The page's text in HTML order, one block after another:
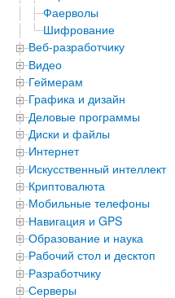
Фаерволы
Шифрование
Веб-разработчику
Видео
Геймерам
Графика и дизайн
Деловые программы
Диски и файлы
Интернет
Искусственный интеллект
Криптовалюта
Мобильные телефоны
Навигация и GPS
Образование и наука
Рабочий стол и десктоп
Разработчику
Серверы